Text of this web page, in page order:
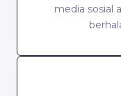
media sosial